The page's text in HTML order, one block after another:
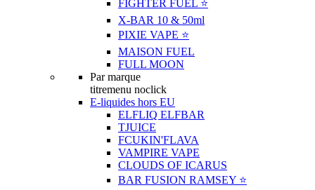
FIGHTER FUEL ⭐️
X-BAR 10 & 50ml
PIXIE VAPE ⭐️
MAISON FUEL
FULL MOON
Par marque
titremenu noclick
E-liquides hors EU
ELFLIQ ELFBAR
TJUICE
FCUKIN'FLAVA
VAMPIRE VAPE
CLOUDS OF ICARUS
BAR FUSION RAMSEY ⭐️